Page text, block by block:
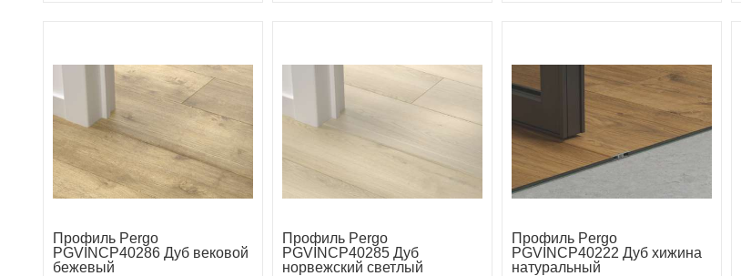
Профиль Pergo
PGVINCP40286 Дуб вековой
бежевый
Профиль Pergo
PGVINCP40285 Дуб
норвежский светлый
Профиль Pergo
PGVINCP40222 Дуб хижина
натуральный